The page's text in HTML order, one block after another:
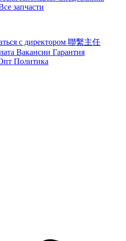
запчасти
с директором 聯繫主任
Вакансии Гарантия
Политика